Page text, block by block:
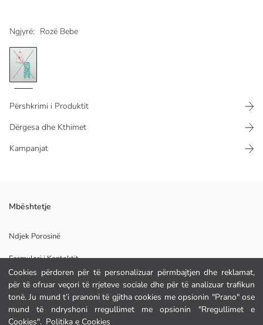
Cookies përdoren për të personalizuar përmbajtjen dhe reklamat,
për të ofruar veçori të rrjeteve sociale dhe për të analizuar trafikun
tonë. Ju mund t’i pranoni të gjitha cookies me opsionin "Prano" ose
mund të ndryshoni rregullimet me opsionin "Rregullimet e
Cookies". Politika e Cookies
Ngjyrë: Rozë Bebe
Përshkrimi i Produktit
Dërgesa dhe Kthimet
Kampanjat
Pelhura Kryesore Pizhama Pjesa E Siperme:
Pelhura Kryesore Pizhama Pjesa E Poshtme:
Origjina:
Furnizuesi:
Markë:
Gjinia:
Pëlhura:
Trashësia:
Mbështetje
Ndjek Porosinë
Formulari i Kontaktit
NDIHMË